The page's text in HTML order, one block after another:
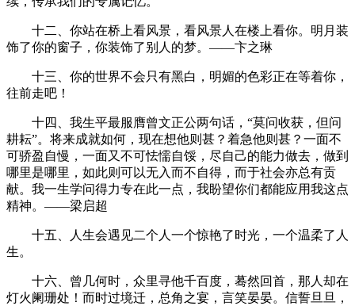
十二、你站在桥上看风景，看风景人在楼上看你。明月装
饰了你的窗子，你装饰了别人的梦。——卞之琳
十三、你的世界不会只有黑白，明媚的色彩正在等着你，
往前走吧！
十四、我生平最服膺曾文正公两句话，“莫问收获，但问
耕耘”。将来成就如何，现在想他则甚？着急他则甚？一面不
可骄盈自慢，一面又不可怯懦自馁，尽自己的能力做去，做到
哪里是哪里，如此则可以无入而不自得，而于社会亦总有贡
献。我一生学问得力专在此一点，我盼望你们都能应用我这点
精神。——梁启超
十五、人生会遇见二个人一个惊艳了时光，一个温柔了人
生。
十六、曾几何时，众里寻他千百度，蓦然回首，那人却在
灯火阑珊处！而时过境迁，总角之宴，言笑晏晏。信誓旦旦，